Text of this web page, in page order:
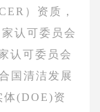
）资质，
认可委员会
认可委员会
国清洁发展
体(DOE)资